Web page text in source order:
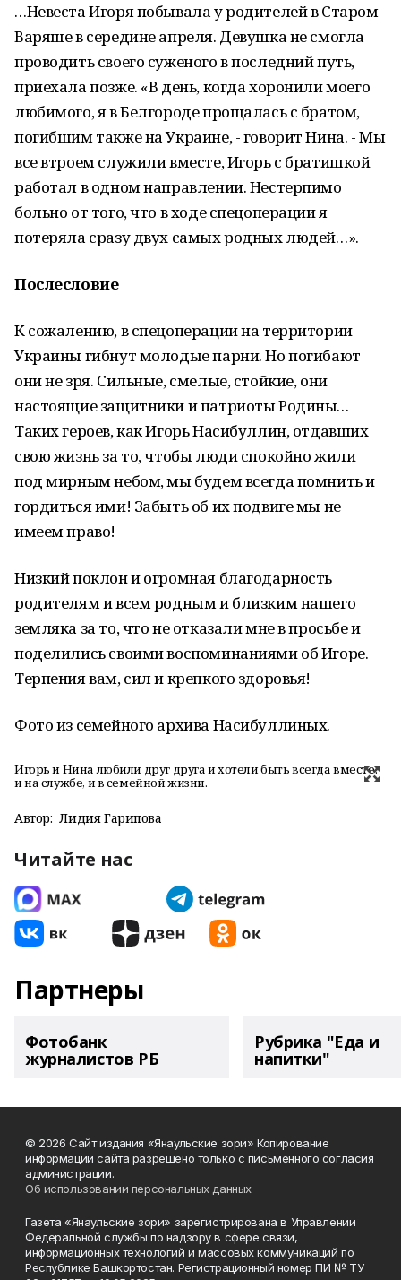
…Невеста Игоря побывала у родителей в Старом
Варяше в середине апреля. Девушка не смогла
проводить своего суженого в последний путь,
приехала позже. «В день, когда хоронили моего
любимого, я в Белгороде прощалась с братом,
погибшим также на Украине, - говорит Нина. - Мы
все втроем служили вместе, Игорь с братишкой
работал в одном направлении. Нестерпимо
больно от того, что в ходе спецоперации я
потеряла сразу двух самых родных людей…».
Послесловие
К сожалению, в спецоперации на территории
Украины гибнут молодые парни. Но погибают
они не зря. Сильные, смелые, стойкие, они
настоящие защитники и патриоты Родины…
Таких героев, как Игорь Насибуллин, отдавших
свою жизнь за то, чтобы люди спокойно жили
под мирным небом, мы будем всегда помнить и
гордиться ими! Забыть об их подвиге мы не
имеем право!
Низкий поклон и огромная благодарность
родителям и всем родным и близким нашего
земляка за то, что не отказали мне в просьбе и
поделились своими воспоминаниями об Игоре.
Терпения вам, сил и крепкого здоровья!
Фото из семейного архива Насибуллиных.
Игорь и Нина любили друг друга и хотели быть всегда вместе:
и на службе, и в семейной жизни.
Автор: Лидия Гарипова
Читайте нас
Партнеры
Фотобанк
журналистов РБ
Рубрика "Еда и
напитки"
© 2026 Сайт издания «Янаульские зори» Копирование
информации сайта разрешено только с письменного согласия
администрации.
Об использовании персональных данных
Газета «Янаульские зори» зарегистрирована в Управлении
Федеральной службы по надзору в сфере связи,
информационных технологий и массовых коммуникаций по
Республике Башкортостан. Регистрационный номер ПИ № ТУ